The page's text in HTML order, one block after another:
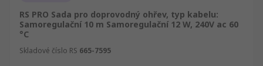
RS PRO Sada pro doprovodný ohřev, typ kabelu:
Samoregulační 10 m Samoregulační 12 W, 240V ac 60
°C
Skladové číslo RS 665-7595